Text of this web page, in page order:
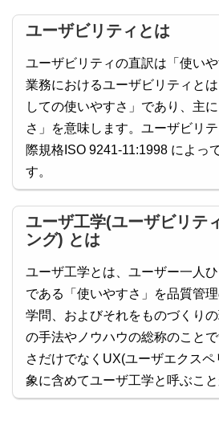
ユーザビリティとは
ユーザビリティの直訳は「使い
業務におけるユーザビリティと
しての使いやすさ」であり、主
さ」を意味します。ユーザビリ
際規格ISO 9241-11:1998 によっ
す。
ユーザ工学(ユーザビリテ
ング) とは
ユーザ工学とは、ユーザー一人
である「使いやすさ」を品質管
学問、およびそれをものづくり
の手法やノウハウの総称のこと
さだけでなくUX(ユーザエクス
象に含めてユーザ工学と呼ぶこと